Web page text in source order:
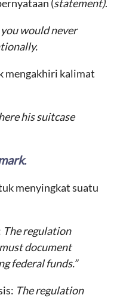
(statement).
would never
mengakhiri kalimat
his suitcase
.
menyingkat suatu
The regulation
document
federal funds.”
The regulation